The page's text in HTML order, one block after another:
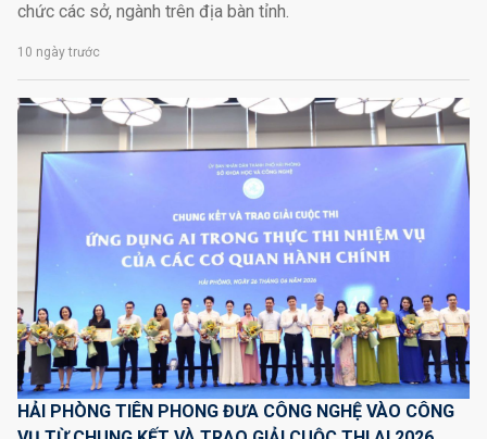
chức các sở, ngành trên địa bàn tỉnh.
10 ngày trước
HẢI PHÒNG TIÊN PHONG ĐƯA CÔNG NGHỆ VÀO CÔNG